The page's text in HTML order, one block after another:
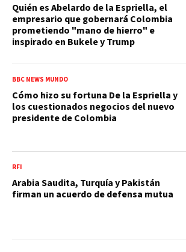
Quién es Abelardo de la Espriella, el
empresario que gobernará Colombia
prometiendo "mano de hierro" e
inspirado en Bukele y Trump
BBC NEWS MUNDO
Cómo hizo su fortuna De la Espriella y
los cuestionados negocios del nuevo
presidente de Colombia
RFI
Arabia Saudita, Turquía y Pakistán
firman un acuerdo de defensa mutua